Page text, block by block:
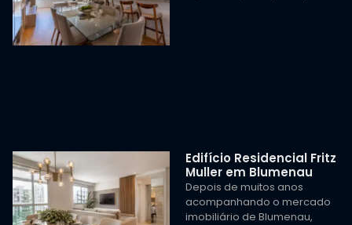
Edifício Residencial Fritz
Muller em Blumenau
Depois de muitos anos
acompanhando o mercado
imobiliário de Blumenau,